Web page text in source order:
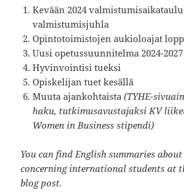
Kevään 2024
valmistumisjuhla
Opintotoimistojen aukioloajat
Uusi opetussuunnitelma 2024-2027
Hyvinvointisi tueksi
Opiskelijan tuet kesällä
Muuta ajankohtaista(TYHE-
haku, tutkimusavustajaksi KV
Women in Business stipendi)
You can find English summaries
concerning international students at
blog post.